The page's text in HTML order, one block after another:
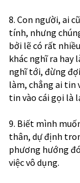
8. Con người, ai
tính, nhưng
bởi lẽ có rất
khác nghĩ ra hay
nghĩ tới, đừng
làm, chẳng ai tin
tin vào cái gọi là
9. Biết mình
thân, dự định
phương hướng
việc vô dụng.